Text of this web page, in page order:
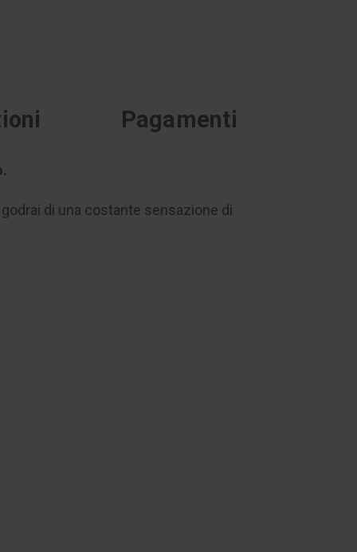
Pagamenti
di una costante sensazione di